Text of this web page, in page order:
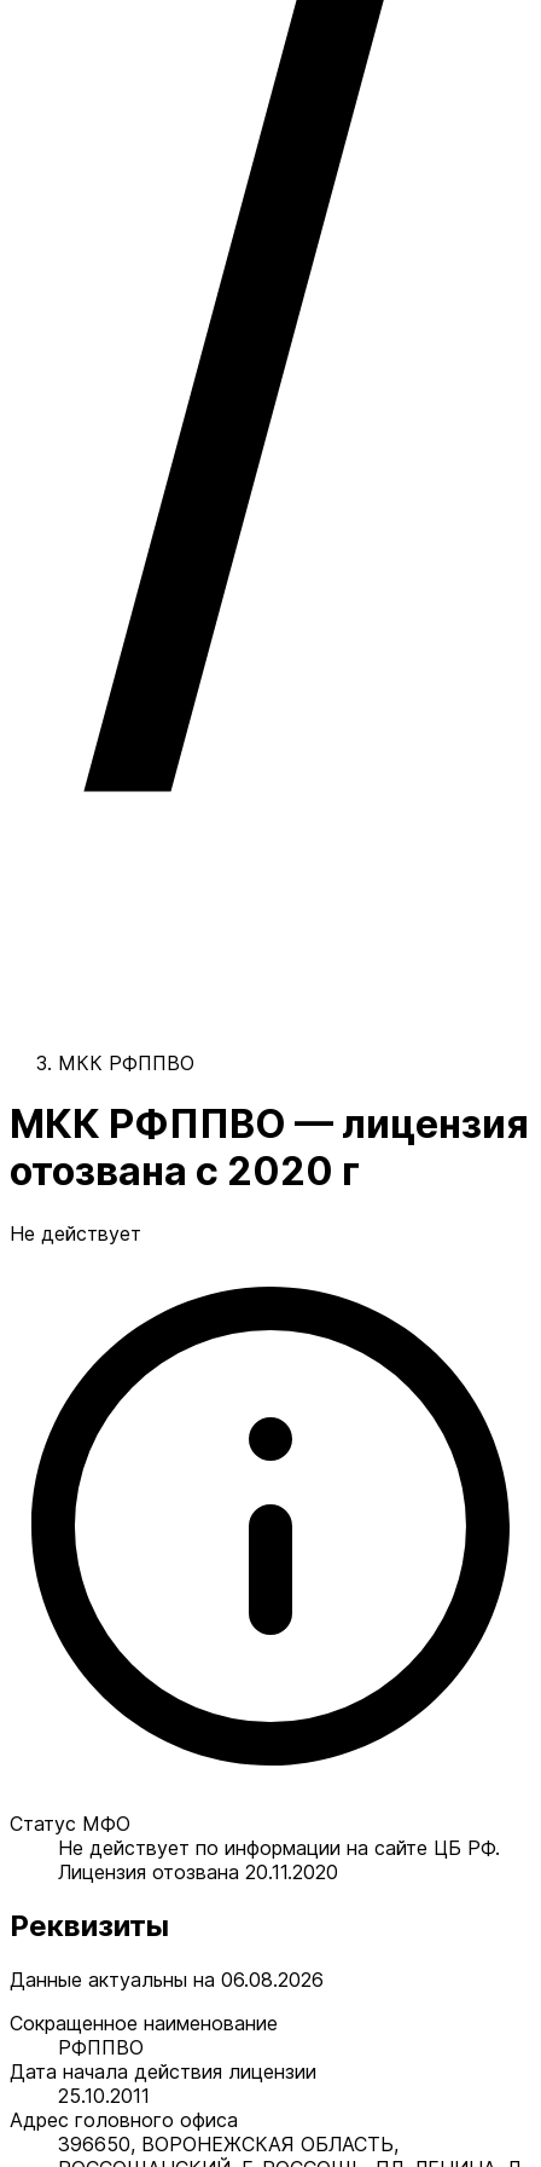
МКК РФППВО
МКК РФППВО — лицензия
отозвана с 2020 г
Не действует
Статус МФО
Не действует по информации на сайте ЦБ РФ.
Лицензия отозвана 20.11.2020
Реквизиты
Данные актуальны на 06.08.2026
Сокращенное наименование
РФППВО
Дата начала действия лицензии
25.10.2011
Адрес головного офиса
396650, ВОРОНЕЖСКАЯ ОБЛАСТЬ,